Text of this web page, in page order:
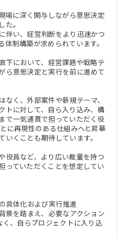
場に深く関与しながら意思決定
た。
伴い、経営判断をより迅速かつ
制構築が求められています。
下において、経営課題や戦略テ
ら意思決定と実行を前に進めて
く、外部案件や新規テーマ、
トに対して、自ら入り込み、構
で一気通貫で担っていただく役
に再現性のある仕組みへと昇華
いくことも期待しています。
役員など、より広い裁量を持つ
っていただくことを想定してい
具体化および実行推進
景を踏まえ、必要なアクション
、自らプロジェクトに入り込